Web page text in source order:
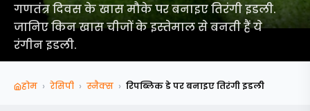
गणतंत्र दिवस के खास मौके पर बनाइए तिरंगी इडली.
जानिए किन खास चीजों के इस्तेमाल से बनती हैं ये
रंगीन इडली.
होम › रेसिपी › स्‍नैक्‍स › रिपब्लिक डे पर बनाइए तिरंगी इडली